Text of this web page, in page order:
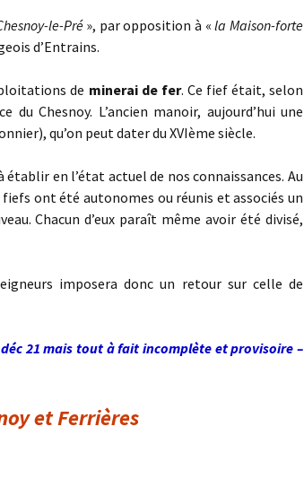
le-Pré », par opposition à «la Maison-forte
d’Entrains.
de minerai de fer. Ce fief était, selon
du Chesnoy. L’ancien manoir, aujourd’hui une
qu’on peut dater du XVIème siècle.
établir en l’état actuel de nos connaissances. Au
ont été autonomes ou réunis et associés un
Chacun d’eux paraît même avoir été divisé,
imposera donc un retour sur celle de
21 mais tout à fait incomplète et provisoire –
et Ferrières